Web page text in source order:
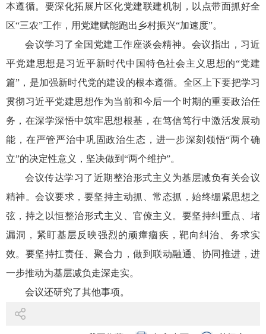
本遵循。要深化拓展片区化党建联建机制，以点带面抓好全
区“三农”工作，用党建赋能跑出乡村振兴“加速度”。
会议学习了全国党建工作座谈会精神。会议指出，习近
平党建思想是习近平新时代中国特色社会主义思想的“党建
篇”，是加强新时代党的建设的根本遵循。全区上下要把学习
贯彻习近平党建思想作为当前和今后一个时期的重要政治任
务，在深学深悟中筑牢思想根基，在笃信笃行中激活发展动
能，在严管严治中巩固政治生态，进一步深刻领悟“两个确
立”的决定性意义，坚决做到“两个维护”。
会议传达学习了近期整治形式主义为基层减负有关会议
精神。会议要求，要坚持主动抓、常态抓，始终绷紧思想之
弦，持之以恒整治形式主义、官僚主义。要坚持纠重点、堵
漏洞，紧盯基层反映强烈的顽瘴痼疾，靶向纠治、务求实
效。要坚持扛责任、聚合力，做到联动融通、协同推进，进
一步推动为基层减负走深走实。
会议还研究了其他事项。